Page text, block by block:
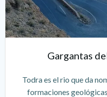
Gargantas
Todra es el rio que da
formaciones